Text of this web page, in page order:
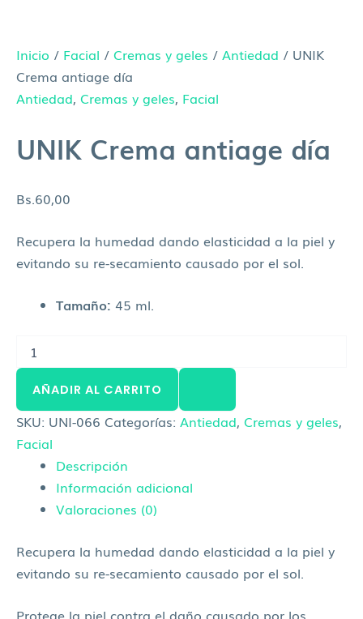
Inicio / Facial / Cremas y geles / Antiedad / UNIK
Crema antiage día
Antiedad, Cremas y geles, Facial
UNIK Crema antiage día
Bs.60,00
Recupera la humedad dando elasticidad a la piel y
evitando su re-secamiento causado por el sol.
Tamaño: 45 ml.
AÑADIR AL CARRITO
SKU: UNI-066 Categorías: Antiedad, Cremas y geles,
Facial
Descripción
Información adicional
Valoraciones (0)
Recupera la humedad dando elasticidad a la piel y
evitando su re-secamiento causado por el sol.
Protege la piel contra el daño causado por los